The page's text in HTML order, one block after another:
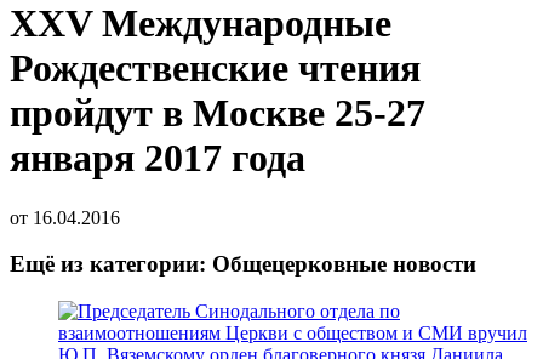
XXV Международные
Рождественские чтения
пройдут в Москве 25-27
января 2017 года
от 16.04.2016
Ещё из категории: Общецерковные новости